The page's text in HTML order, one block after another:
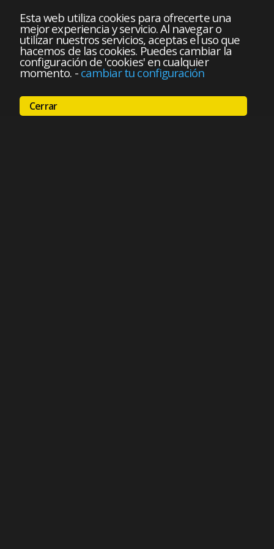
Esta web utiliza cookies para ofrecerte una
mejor experiencia y servicio. Al navegar o
utilizar nuestros servicios, aceptas el uso que
hacemos de las cookies. Puedes cambiar la
configuración de 'cookies' en cualquier
momento. - cambiar tu configuración
Cerrar